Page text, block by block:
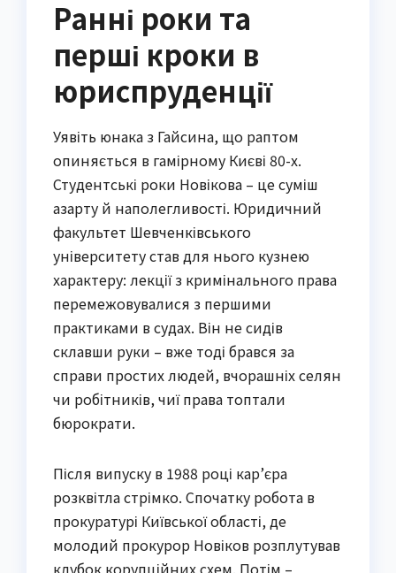
Ранні роки та
перші кроки в
юриспруденції
Уявіть юнака з Гайсина, що раптом
опиняється в гамірному Києві 80-х.
Студентські роки Новікова – це суміш
азарту й наполегливості. Юридичний
факультет Шевченківського
університету став для нього кузнею
характеру: лекції з кримінального права
перемежовувалися з першими
практиками в судах. Він не сидів
склавши руки – вже тоді брався за
справи простих людей, вчорашніх селян
чи робітників, чиї права топтали
бюрократи.
Після випуску в 1988 році кар’єра
розквітла стрімко. Спочатку робота в
прокуратурі Київської області, де
молодий прокурор Новіков розплутував